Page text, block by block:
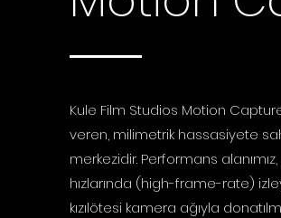
Kule Film Studios Motion
veren, milimetrik hassasiyete
merkezidir. Performans
hızlarında (high-frame-rate)
kızılötesi kamera ağıyla